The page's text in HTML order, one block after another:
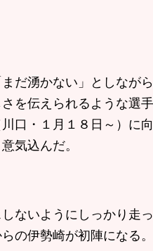
だ湧かない」としながら
を伝えられるような選手
口・１月１８日～）に向
気込んだ。
ないようにしっかり走っ
の伊勢崎が初陣になる。